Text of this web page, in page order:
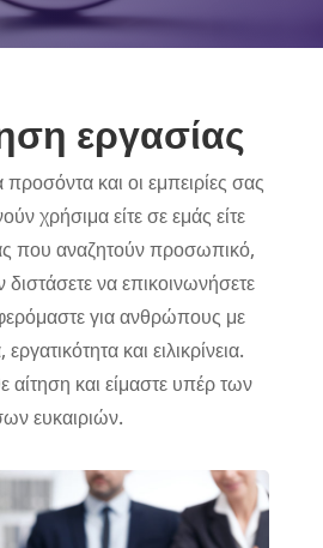
εργασίας
προσόντα και οι εμπειρίες σας
χρήσιμα είτε σε εμάς είτε
που αναζητούν προσωπικό,
να επικοινωνήσετε
για ανθρώπους με
και ειλικρίνεια.
αίτηση και είμαστε υπέρ των
ευκαιριών.